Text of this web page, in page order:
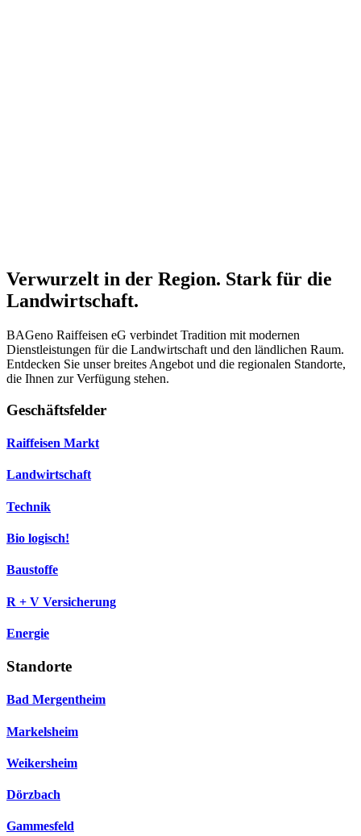
Verwurzelt in der Region. Stark für die
Landwirtschaft.
BAGeno Raiffeisen eG verbindet Tradition mit modernen
Dienstleistungen für die Landwirtschaft und den ländlichen Raum.
Entdecken Sie unser breites Angebot und die regionalen Standorte,
die Ihnen zur Verfügung stehen.
Geschäftsfelder
Raiffeisen Markt
Landwirtschaft
Technik
Bio logisch!
Baustoffe
R + V Versicherung
Energie
Standorte
Bad Mergentheim
Markelsheim
Weikersheim
Dörzbach
Gammesfeld